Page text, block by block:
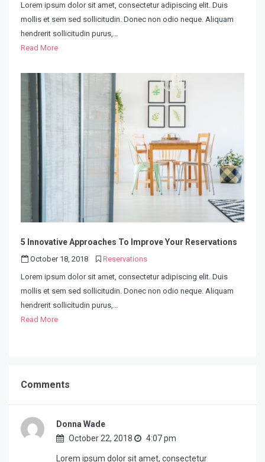
Lorem ipsum dolor sit amet, consectetur adipiscing elit. Duis
mollis et sem sed sollicitudin. Donec non odio neque. Aliquam
hendrerit sollicitudin purus,…
Read More
5 Innovative Approaches To Improve Your Reservations
October 18, 2018
Reservations
Lorem ipsum dolor sit amet, consectetur adipiscing elit. Duis
mollis et sem sed sollicitudin. Donec non odio neque. Aliquam
hendrerit sollicitudin purus,…
Read More
Comments
Donna Wade
October 22, 2018
4:07 pm
Lorem ipsum dolor sit amet, consectetur